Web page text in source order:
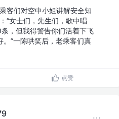
客们对空中小姐讲解安全知
“女士们，先生们，歌中唱
，但我得警告你们活着下飞
”一陈哄笑后，老乘客们真
点赞